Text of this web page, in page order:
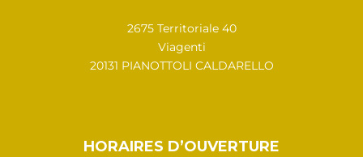
2675 Territoriale 40
Viagenti
20131 PIANOTTOLI CALDARELLO
HORAIRES D’OUVERTURE